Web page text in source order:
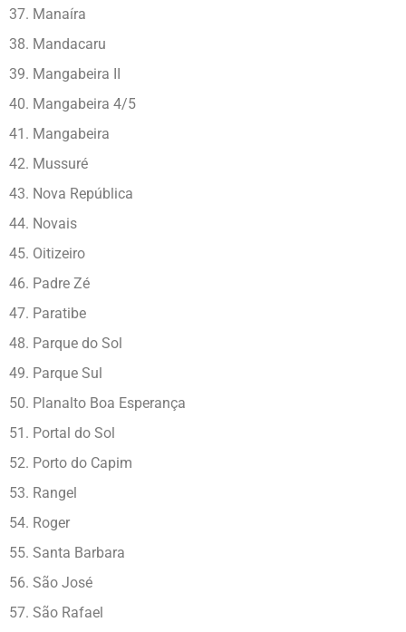
37. Manaíra
38. Mandacaru
39. Mangabeira II
40. Mangabeira 4/5
41. Mangabeira
42. Mussuré
43. Nova República
44. Novais
45. Oitizeiro
46. Padre Zé
47. Paratibe
48. Parque do Sol
49. Parque Sul
50. Planalto Boa Esperança
51. Portal do Sol
52. Porto do Capim
53. Rangel
54. Roger
55. Santa Barbara
56. São José
57. São Rafael